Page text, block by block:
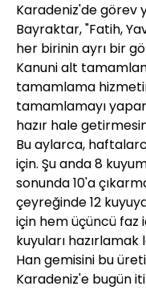
Karadeniz'de görev
Bayraktar, "Fatih,
her birinin ayrı bir
Kanuni alt
tamamlama
tamamlamayı
hazır hale
Bu aylarca,
için. Şu anda 8
sonunda 10'a
çeyreğinde 12
için hem üçüncü faz
kuyuları
Han gemisini bu
Karadeniz'e bugün